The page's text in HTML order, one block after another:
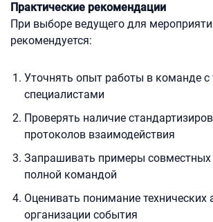
Практические рекомендации
При выборе ведущего для
рекомендуется:
Уточнять опыт работы в команде с
специалистами
Проверять наличие
протоколов взаимодействия
Запрашивать примеры совместных
полной командой
Оценивать понимание технических
организации события